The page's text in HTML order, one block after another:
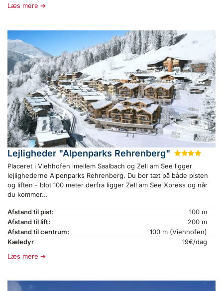
Læs mere
Lejligheder "Alpenparks Rehrenberg" ★★★
Placeret i Viehhofen imellem Saalbach og Zell am See ligger
lejlighederne Alpenparks Rehrenberg. Du bor tæt på både pisten
og liften - blot 100 meter derfra ligger Zell am See Xpress og når
du kommer...
Afstand til pist:
100 m
Afstand til lift:
200 m
Afstand til centrum:
100 m (Viehhofen)
Kæledyr
19€/dag
Læs mere